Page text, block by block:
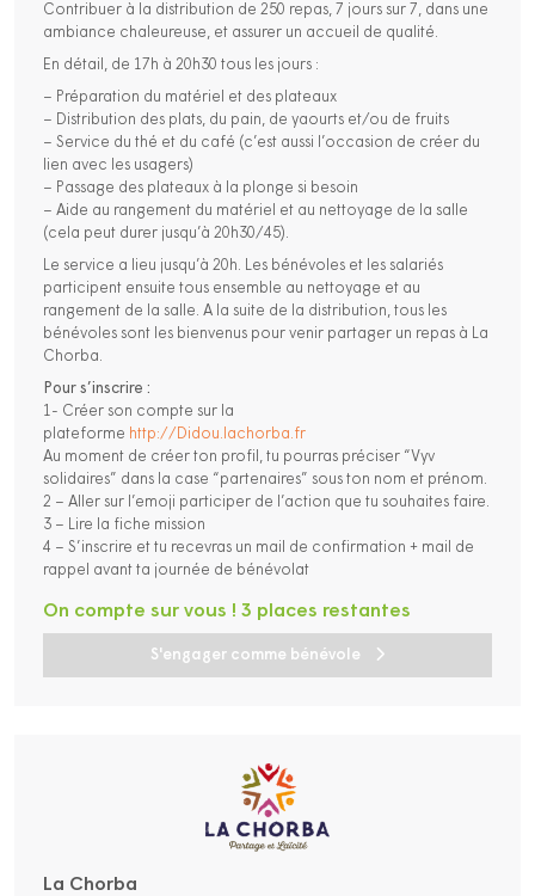
Contribuer à la distribution de 250 repas, 7 jours sur 7, dans une
ambiance chaleureuse, et assurer un accueil de qualité.
En détail, de 17h à 20h30 tous les jours :
– Préparation du matériel et des plateaux
– Distribution des plats, du pain, de yaourts et/ou de fruits
– Service du thé et du café (c’est aussi l’occasion de créer du
lien avec les usagers)
– Passage des plateaux à la plonge si besoin
– Aide au rangement du matériel et au nettoyage de la salle
(cela peut durer jusqu’à 20h30/45).
Le service a lieu jusqu’à 20h. Les bénévoles et les salariés
participent ensuite tous ensemble au nettoyage et au
rangement de la salle. A la suite de la distribution, tous les
bénévoles sont les bienvenus pour venir partager un repas à La
Chorba.
Pour s’inscrire :
1- Créer son compte sur la
plateforme http://Didou.lachorba.fr
Au moment de créer ton profil, tu pourras préciser “Vyv
solidaires” dans la case “partenaires” sous ton nom et prénom.
2 – Aller sur l’emoji participer de l’action que tu souhaites faire.
3 – Lire la fiche mission
4 – S’inscrire et tu recevras un mail de confirmation + mail de
rappel avant ta journée de bénévolat
S'engager comme bénévole
On compte sur vous ! 3 places restantes
La Chorba